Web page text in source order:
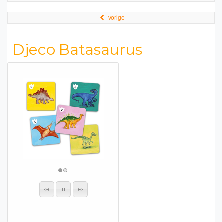
vorige
Djeco Batasaurus